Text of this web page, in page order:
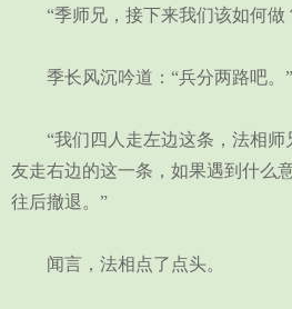
“季师兄，接下来我们该如何做
季长风沉吟道：“兵分两路吧。”
“我们四人走左边这条，法相师
友走右边的这一条，如果遇到什么
往后撤退。”
闻言，法相点了点头。